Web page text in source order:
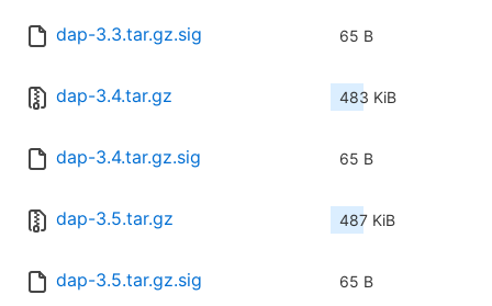
dap-3.3.tar.gz.sig 65 B
dap-3.4.tar.gz 483 KiB
dap-3.4.tar.gz.sig 65 B
dap-3.5.tar.gz 487 KiB
dap-3.5.tar.gz.sig 65 B